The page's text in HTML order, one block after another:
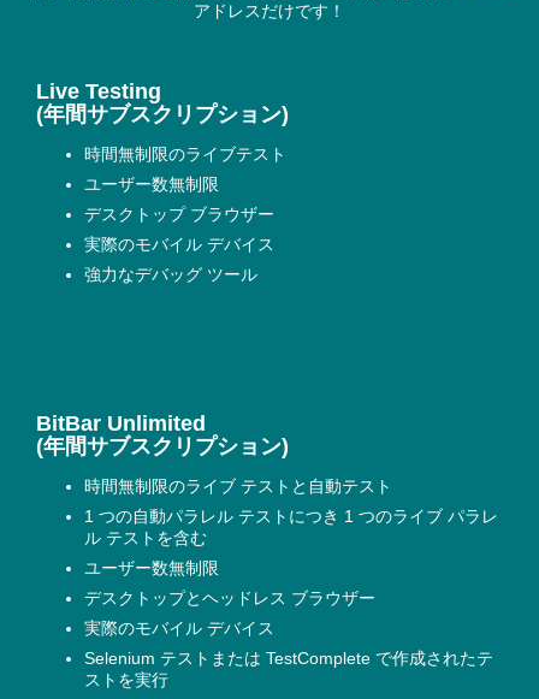
アドレスだけです！
Live Testing
(年間サブスクリプション)
時間無制限のライブテスト
ユーザー数無制限
デスクトップ ブラウザー
実際のモバイル デバイス
強力なデバッグ ツール
BitBar Unlimited
(年間サブスクリプション)
時間無制限のライブ テストと自動テスト
1 つの自動パラレル テストにつき 1 つのライブ パラレ
ル テストを含む
ユーザー数無制限
デスクトップとヘッドレス ブラウザー
実際のモバイル デバイス
Selenium テストまたは TestComplete で作成されたテ
ストを実行